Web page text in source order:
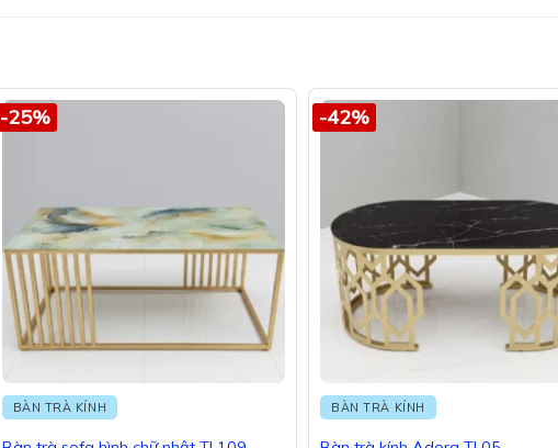
-25%
BÀN TRÀ KÍNH
-42%
BÀN TRÀ KÍNH